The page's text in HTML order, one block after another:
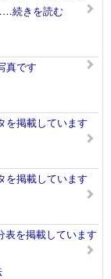
続きを読む
真です
を掲載しています
を掲載しています
表を掲載しています